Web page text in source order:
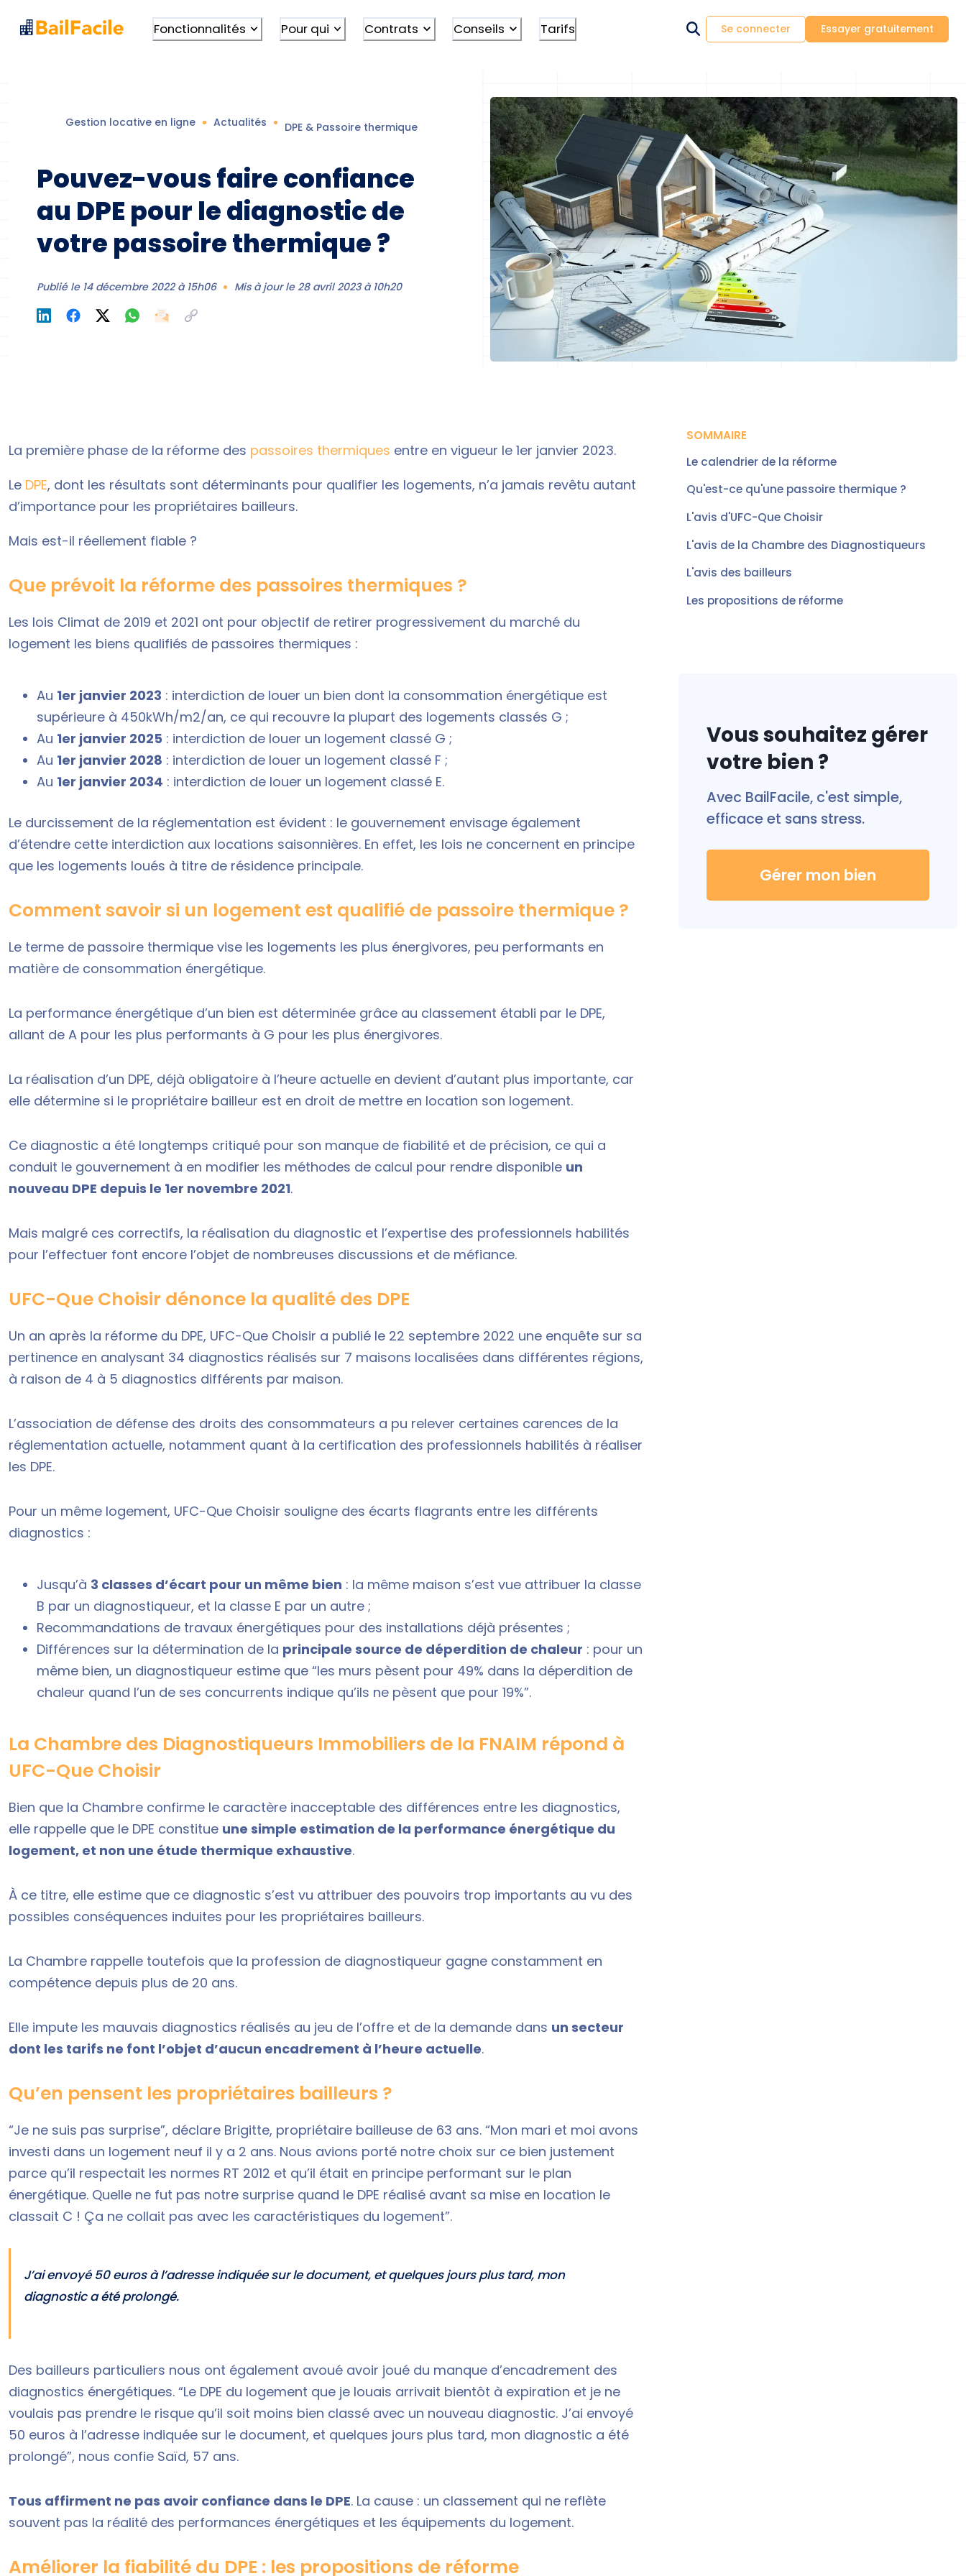
Fonctionnalités Pour qui Contrats Conseils Tarifs Se connecter Essayer gratuitement
Gestion locative en ligne Actualités DPE & Passoire thermique
Pouvez-vous faire confiance
au DPE pour le diagnostic de
votre passoire thermique ?
Publié le 14 décembre 2022 à 15h06 Mis à jour le 28 avril 2023 à 10h20
La première phase de la réforme des passoires thermiques entre en vigueur le 1er janvier 2023.
Le DPE, dont les résultats sont déterminants pour qualifier les logements, n’a jamais revêtu autant
d’importance pour les propriétaires bailleurs.
Mais est-il réellement fiable ?
Que prévoit la réforme des passoires thermiques ?
Les lois Climat de 2019 et 2021 ont pour objectif de retirer progressivement du marché du
logement les biens qualifiés de passoires thermiques :
Au 1er janvier 2023 : interdiction de louer un bien dont la consommation énergétique est
supérieure à 450kWh/m2/an, ce qui recouvre la plupart des logements classés G ;
Au 1er janvier 2025 : interdiction de louer un logement classé G ;
Au 1er janvier 2028 : interdiction de louer un logement classé F ;
Au 1er janvier 2034 : interdiction de louer un logement classé E.
Le durcissement de la réglementation est évident : le gouvernement envisage également
d’étendre cette interdiction aux locations saisonnières. En effet, les lois ne concernent en principe
que les logements loués à titre de résidence principale.
Comment savoir si un logement est qualifié de passoire thermique ?
Le terme de passoire thermique vise les logements les plus énergivores, peu performants en
matière de consommation énergétique.
La performance énergétique d’un bien est déterminée grâce au classement établi par le DPE,
allant de A pour les plus performants à G pour les plus énergivores.
La réalisation d’un DPE, déjà obligatoire à l’heure actuelle en devient d’autant plus importante, car
elle détermine si le propriétaire bailleur est en droit de mettre en location son logement.
Ce diagnostic a été longtemps critiqué pour son manque de fiabilité et de précision, ce qui a
conduit le gouvernement à en modifier les méthodes de calcul pour rendre disponible un
nouveau DPE depuis le 1er novembre 2021.
Mais malgré ces correctifs, la réalisation du diagnostic et l’expertise des professionnels habilités
pour l’effectuer font encore l’objet de nombreuses discussions et de méfiance.
UFC-Que Choisir dénonce la qualité des DPE
Un an après la réforme du DPE, UFC-Que Choisir a publié le 22 septembre 2022 une enquête sur sa
pertinence en analysant 34 diagnostics réalisés sur 7 maisons localisées dans différentes régions,
à raison de 4 à 5 diagnostics différents par maison.
L’association de défense des droits des consommateurs a pu relever certaines carences de la
réglementation actuelle, notamment quant à la certification des professionnels habilités à réaliser
les DPE.
Pour un même logement, UFC-Que Choisir souligne des écarts flagrants entre les différents
diagnostics :
Jusqu’à 3 classes d’écart pour un même bien : la même maison s’est vue attribuer la classe
B par un diagnostiqueur, et la classe E par un autre ;
Recommandations de travaux énergétiques pour des installations déjà présentes ;
Différences sur la détermination de la principale source de déperdition de chaleur : pour un
même bien, un diagnostiqueur estime que “les murs pèsent pour 49% dans la déperdition de
chaleur quand l’un de ses concurrents indique qu’ils ne pèsent que pour 19%”.
La Chambre des Diagnostiqueurs Immobiliers de la FNAIM répond à
UFC-Que Choisir
Bien que la Chambre confirme le caractère inacceptable des différences entre les diagnostics,
elle rappelle que le DPE constitue une simple estimation de la performance énergétique du
logement, et non une étude thermique exhaustive.
À ce titre, elle estime que ce diagnostic s’est vu attribuer des pouvoirs trop importants au vu des
possibles conséquences induites pour les propriétaires bailleurs.
La Chambre rappelle toutefois que la profession de diagnostiqueur gagne constamment en
compétence depuis plus de 20 ans.
Elle impute les mauvais diagnostics réalisés au jeu de l’offre et de la demande dans un secteur
dont les tarifs ne font l’objet d’aucun encadrement à l’heure actuelle.
Qu’en pensent les propriétaires bailleurs ?
“Je ne suis pas surprise”, déclare Brigitte, propriétaire bailleuse de 63 ans. “Mon mari et moi avons
investi dans un logement neuf il y a 2 ans. Nous avions porté notre choix sur ce bien justement
parce qu’il respectait les normes RT 2012 et qu’il était en principe performant sur le plan
énergétique. Quelle ne fut pas notre surprise quand le DPE réalisé avant sa mise en location le
classait C ! Ça ne collait pas avec les caractéristiques du logement”.
J’ai envoyé 50 euros à l’adresse indiquée sur le document, et quelques jours plus tard, mon
diagnostic a été prolongé.
Des bailleurs particuliers nous ont également avoué avoir joué du manque d’encadrement des
diagnostics énergétiques. “Le DPE du logement que je louais arrivait bientôt à expiration et je ne
voulais pas prendre le risque qu’il soit moins bien classé avec un nouveau diagnostic. J’ai envoyé
50 euros à l’adresse indiquée sur le document, et quelques jours plus tard, mon diagnostic a été
prolongé”, nous confie Saïd, 57 ans.
Tous affirment ne pas avoir confiance dans le DPE. La cause : un classement qui ne reflète
souvent pas la réalité des performances énergétiques et les équipements du logement.
Améliorer la fiabilité du DPE : les propositions de réforme
SOMMAIRE
Le calendrier de la réforme
Qu'est-ce qu'une passoire thermique ?
L'avis d'UFC-Que Choisir
L'avis de la Chambre des Diagnostiqueurs
L'avis des bailleurs
Les propositions de réforme
Vous souhaitez gérer
votre bien ?
Avec BailFacile, c'est simple,
efficace et sans stress.
Gérer mon bien